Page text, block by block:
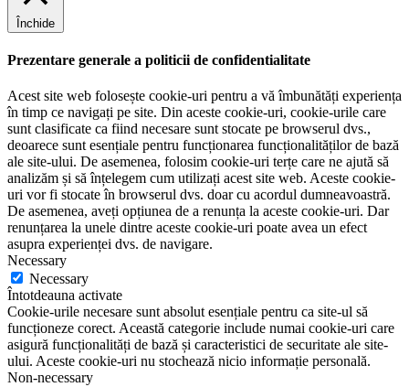
Închide
Prezentare generale a politicii de confidentialitate
Acest site web folosește cookie-uri pentru a vă îmbunătăți experiența
în timp ce navigați pe site. Din aceste cookie-uri, cookie-urile care
sunt clasificate ca fiind necesare sunt stocate pe browserul dvs.,
deoarece sunt esențiale pentru funcționarea funcționalităților de bază
ale site-ului. De asemenea, folosim cookie-uri terțe care ne ajută să
analizăm și să înțelegem cum utilizați acest site web. Aceste cookie-
uri vor fi stocate în browserul dvs. doar cu acordul dumneavoastră.
De asemenea, aveți opțiunea de a renunța la aceste cookie-uri. Dar
renunțarea la unele dintre aceste cookie-uri poate avea un efect
asupra experienței dvs. de navigare.
Necessary
Necessary
Întotdeauna activate
Cookie-urile necesare sunt absolut esențiale pentru ca site-ul să
funcționeze corect. Această categorie include numai cookie-uri care
asigură funcționalități de bază și caracteristici de securitate ale site-
ului. Aceste cookie-uri nu stochează nicio informație personală.
Non-necessary